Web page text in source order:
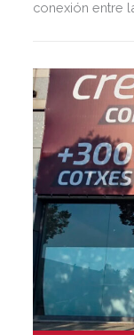
conexión entre